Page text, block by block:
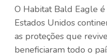
O Habitat Bald Eagle
Estados Unidos
as proteções que
beneficiaram todo o